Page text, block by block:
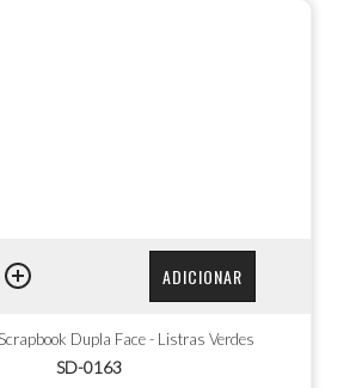
ADICIONAR
Dupla Face - Listras Verdes
SD-0163